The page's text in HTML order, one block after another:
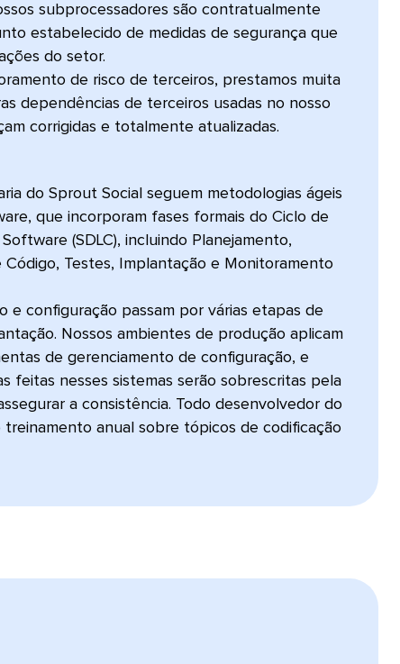
subprocessadores são contratualmente
estabelecido de medidas de segurança que
do setor.
de risco de terceiros, prestamos muita
dependências de terceiros usadas no nosso
corrigidas e totalmente atualizadas.​​
do Sprout Social seguem metodologias ágeis
que incorporam fases formais do Ciclo de
(SDLC), incluindo Planejamento,
Código, Testes, Implantação e Monitoramento
e configuração passam por várias etapas de
Nossos ambientes de produção aplicam
de gerenciamento de configuração, e
feitas nesses sistemas serão sobrescritas pela
a consistência. Todo desenvolvedor do
anual sobre tópicos de codificação